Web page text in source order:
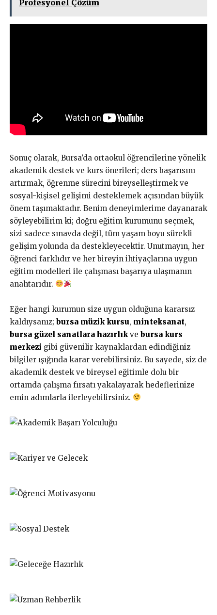
Profesyonel Çözüm
Sonuç olarak, Bursa’da ortaokul öğrencilerine yönelik
akademik destek ve kurs önerileri; ders başarısını
artırmak, öğrenme sürecini bireyselleştirmek ve
sosyal-kişisel gelişimi desteklemek açısından büyük
önem taşımaktadır. Benim deneyimlerime dayanarak
söyleyebilirim ki; doğru eğitim kurumunu seçmek,
sizi sadece sınavda değil, tüm yaşam boyu sürekli
gelişim yolunda da destekleyecektir. Unutmayın, her
öğrenci farklıdır ve her bireyin ihtiyaçlarına uygun
eğitim modelleri ile çalışması başarıya ulaşmanın
anahtarıdır.
Eğer hangi kurumun size uygun olduğuna kararsız
kaldıysanız; bursa müzik kursu, minteksanat,
bursa güzel sanatlara hazırlık ve bursa kurs
merkezi gibi güvenilir kaynaklardan edindiğiniz
bilgiler ışığında karar verebilirsiniz. Bu sayede, siz de
akademik destek ve bireysel eğitimle dolu bir
ortamda çalışma fırsatı yakalayarak hedeflerinize
emin adımlarla ilerleyebilirsiniz.